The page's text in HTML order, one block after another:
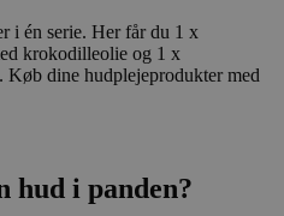
i én serie. Her får du 1 x
krokodilleolie og 1 x
Køb dine hudplejeprodukter med
i panden?